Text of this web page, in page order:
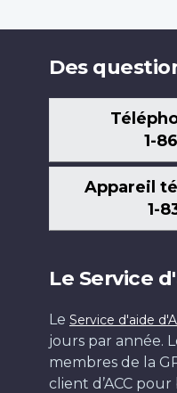
Des
1-
Appareil
1-
Le Service
Le Service d'aide
jours par année.
membres de la
client d’ACC